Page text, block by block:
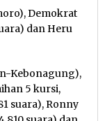
Demokrat
dan Heru
Kebonagung),
5 kursi,
suara), Ronny